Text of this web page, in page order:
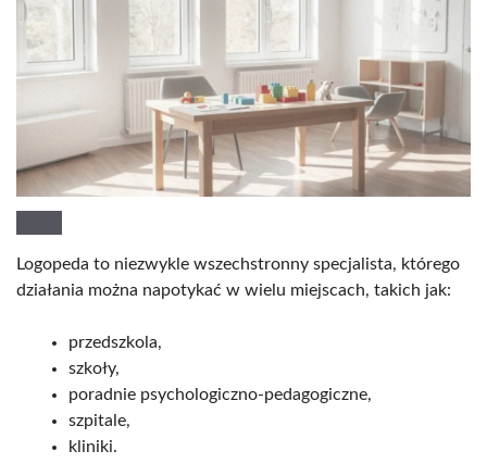
Logopeda to niezwykle wszechstronny specjalista, którego
działania można napotykać w wielu miejscach, takich jak:
przedszkola,
szkoły,
poradnie psychologiczno-pedagogiczne,
szpitale,
kliniki.